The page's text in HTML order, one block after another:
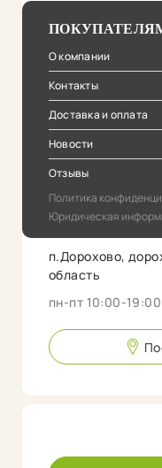
О компании
Контакты
Доставка и оплата
Новости
Отзывы
Политика
Юридическая
п.Дорохово,
область
пн-пт 10:00-19:00